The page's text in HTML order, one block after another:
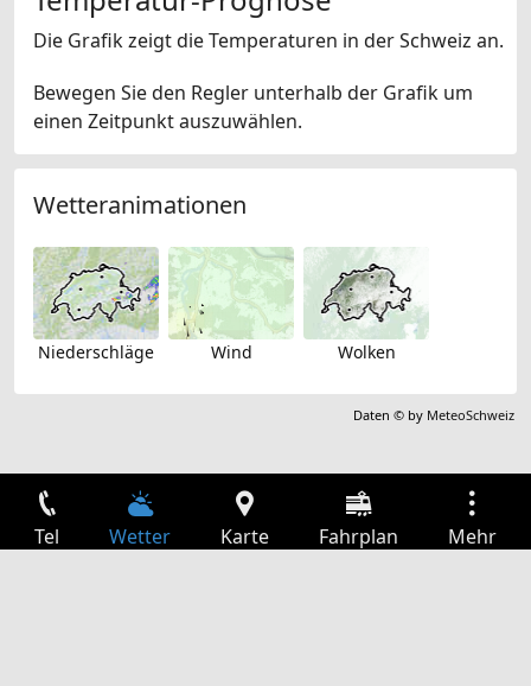
Die Grafik zeigt die Temperaturen in der Schweiz an.
Bewegen Sie den Regler unterhalb der Grafik um
einen Zeitpunkt auszuwählen.
Wetteranimationen
Niederschläge Wind Wolken
Daten © by MeteoSchweiz
Tel Wetter Karte Fahrplan Mehr